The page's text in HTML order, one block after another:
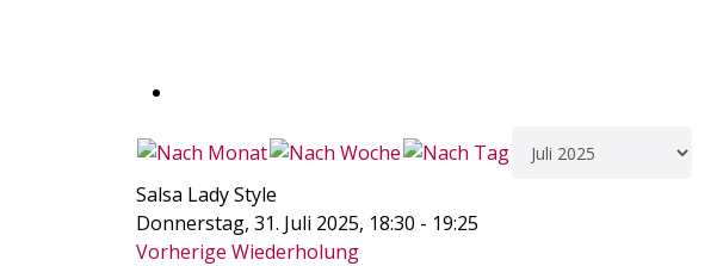
Salsa Lady Style
Donnerstag, 31. Juli 2025, 18:30 - 19:25
Vorherige Wiederholung